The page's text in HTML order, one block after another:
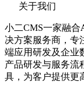
关于我们
小二CMS一家融合
决方案服务商，专
端应用研发及企业
产品研发与服务流
具，为客户提供更